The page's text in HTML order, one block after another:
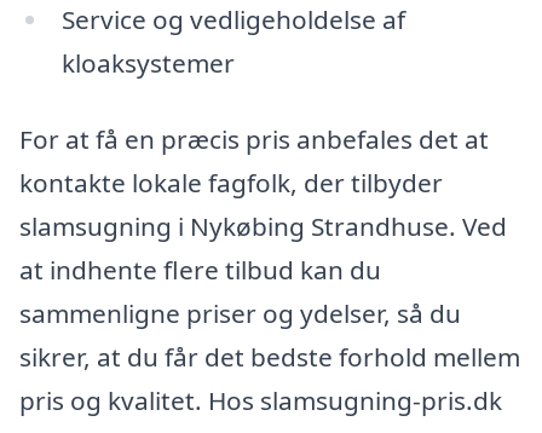
Service og vedligeholdelse af
kloaksystemer
For at få en præcis pris anbefales det at
kontakte lokale fagfolk, der tilbyder
slamsugning i Nykøbing Strandhuse. Ved
at indhente flere tilbud kan du
sammenligne priser og ydelser, så du
sikrer, at du får det bedste forhold mellem
pris og kvalitet. Hos slamsugning-pris.dk